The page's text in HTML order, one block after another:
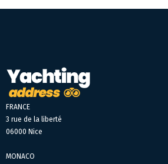
FRANCE
3 rue de la liberté
06000 Nice
MONACO